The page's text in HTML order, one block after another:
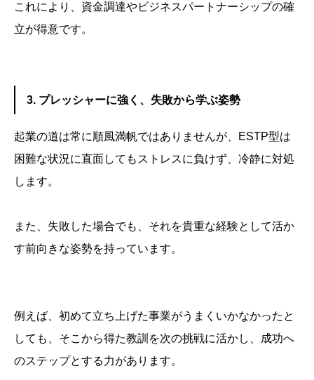
これにより、資金調達やビジネスパートナーシップの確
立が得意です。
3. プレッシャーに強く、失敗から学ぶ姿勢
起業の道は常に順風満帆ではありませんが、ESTP型は
困難な状況に直面してもストレスに負けず、冷静に対処
します。
また、失敗した場合でも、それを貴重な経験として活か
す前向きな姿勢を持っています。
例えば、初めて立ち上げた事業がうまくいかなかったと
しても、そこから得た教訓を次の挑戦に活かし、成功へ
のステップとする力があります。